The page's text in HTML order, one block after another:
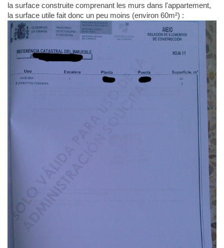
la surface construite comprenant les murs dans l'appartement,
la surface utile fait donc un peu moins (environ 60m²) :